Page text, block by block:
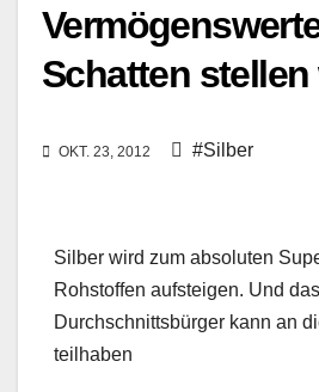
Schatten stellen
OKT. 23, 2012 #Silber
Silber wird zum absoluten
Rohstoffen aufsteigen. Und
Durchschnittsbürger kann an
teilhaben